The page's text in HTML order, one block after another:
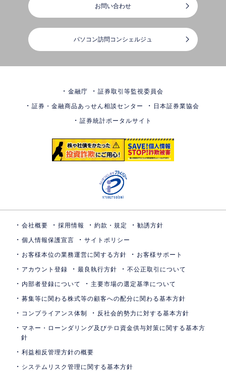
お問い合わせ
パソコン訪問コンシェルジュ
金融庁 証券取引等監視委員会
証券・金融商品あっせん相談センター 日本証券業協会
証券統計ポータルサイト
会社概要 採用情報 約款・規定 勧誘方針
個人情報保護宣言 サイトポリシー
お客様本位の業務運営に関する方針 お客様サポート
アカウント登録 最良執行方針 不公正取引について
内部者登録について 主要市場の選定基準について
募集等に関わる株式等の顧客への配分に関わる基本方針
コンプライアンス体制 反社会的勢力に対する基本方針
マネー・ローンダリング及びテロ資金供与対策に関する基本方
針
利益相反管理方針の概要
システムリスク管理に関する基本方針